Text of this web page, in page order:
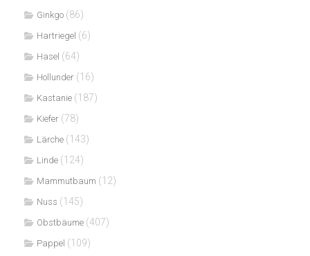
Ginkgo (86)
Hartriegel (6)
Hasel (64)
Hollunder (16)
Kastanie (187)
Kiefer (78)
Lärche (143)
Linde (124)
Mammutbaum (12)
Nuss (145)
Obstbäume (407)
Pappel (109)